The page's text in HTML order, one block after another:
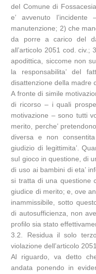
del Comune di
e’ avvenuto
manutenzione; 2) che
da porre a carico del
all’articolo 2051 cod. civ.;
apodittica, siccome non
la responsabilita’ del
disattenzione della madre
A fronte di simile
di ricorso – i quali
motivazione – sono tutti
merito, perche’
diversa e non
giudizio di legittimita’.
sul gioco in questione, di
di uso ai bambini di eta’
si tratta di una questione
giudice di merito; e, ove
inammissibile, sotto
di autosufficienza, non
profilo sia stato
3.2. Residua il solo
violazione dell’articolo 2051
Al riguardo, va detto
andata ponendo in